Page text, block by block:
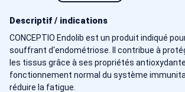
Descriptif / indications
CONCEPTIO Endolib est un produit indiqué
souffrant d'endométriose. Il contribue à
les tissus grâce à ses propriétés
fonctionnement normal du système
réduire la fatigue.